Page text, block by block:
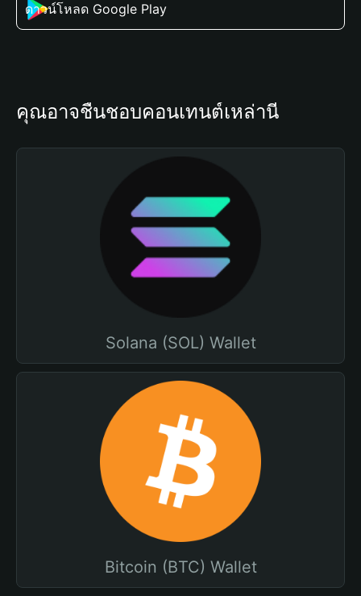
ดาวน์โหลด Google Play
คุณอาจชื่นชอบคอนเทนต์เหล่านี้
Solana (SOL) Wallet
Bitcoin (BTC) Wallet